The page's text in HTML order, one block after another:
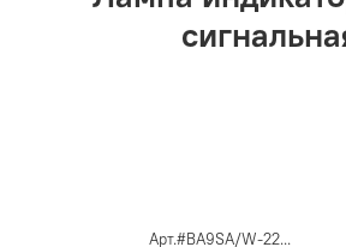
Арт.#BA9SA/W-22...